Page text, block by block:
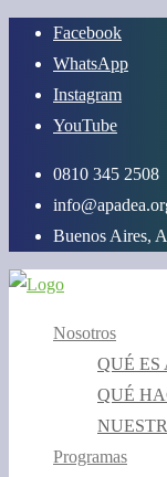
Saltar
contenido
Facebook
WhatsApp
Instagram
YouTube
0810 345 2508
Buenos Aires,
Nosotros
QUÉ ES
QUÉ
Programas